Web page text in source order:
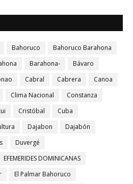
Bahoruco
Bahoruco Barahona
Barahona-
Bávaro
Cabral Cabrera
Canoa
Clima Nacional
Constanza
Cristóbal
Cuba
Dajabon
Dajabón
Duvergé
EFEMERIDES DOMINICANAS
El Palmar Bahoruco